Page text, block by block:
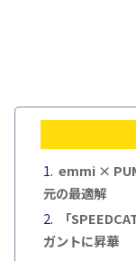
emmi ×
元の最適解
「
ガントに昇華